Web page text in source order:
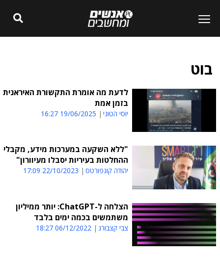
בוט
לדעת מה אומרת התקשורת האיראנית
בזמן אמת
יוסי הטוני 19/06/2025 16:27
"ללא השקעה במערכות מידע, מקבלי
ההחלטות בעיריות יסבלו מעיוורון"
יהודה קונפורטס 22/10/2023 17:09
הצלחה ל-ChatGPT: יותר ממיליון
משתמשים בכמה ימים בלבד
צבי קצבורג 06/12/2022 18:27